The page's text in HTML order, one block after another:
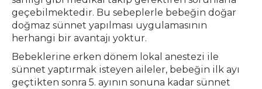
geçebilmektedir. Bu sebeplerle bebeğin doğar
doğmaz sünnet yapılması uygulamasının
herhangi bir avantajı yoktur.
Bebeklerine erken dönem lokal anestezi ile
sünnet yaptırmak isteyen aileler, bebeğin ilk ayı
geçtikten sonra 5. ayının sonuna kadar sünnet